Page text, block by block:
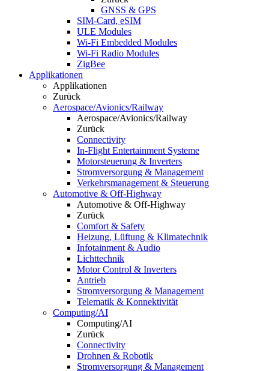
GNSS & GPS
SIM-Card, eSIM
ULE Modules
Wi-Fi Embedded Modules
Wi-Fi Radio Modules
ZigBee
Applikationen
Applikationen
Zurück
Aerospace/Avionics/Railway
Aerospace/Avionics/Railway
Zurück
Connectivity
In-Flight Entertainment Systeme
Motorsteuerung & Inverters
Stromversorgung & Management
Verkehrsmanagement & Steuerung
Automotive & Off-Highway
Automotive & Off-Highway
Zurück
Comfort & Safety
Heizung, Lüftung & Klimatechnik
Infotainment & Audio
Lichttechnik
Motor Control & Inverters
Antrieb
Stromversorgung & Management
Telematik & Konnektivität
Computing/AI
Computing/AI
Zurück
Connectivity
Drohnen & Robotik
Stromversorgung & Management